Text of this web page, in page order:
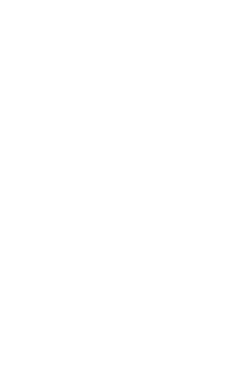
সাচিং প্রু জেরী